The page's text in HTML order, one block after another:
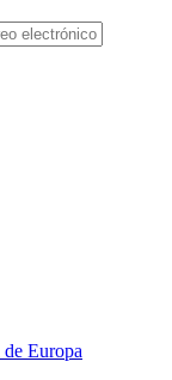
Europa